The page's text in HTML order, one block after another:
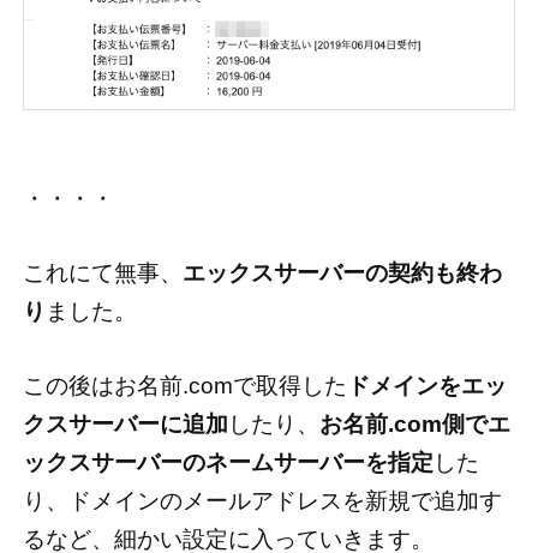
・・・・
これにて無事、 エックスサーバーの契約も終わ
り ました。
この後はお名前.comで取得した ドメインをエッ
クスサーバーに追加 したり、 お名前.com側でエ
ックスサーバーのネームサーバーを指定 した
り、ドメインのメールアドレスを新規で追加す
るなど、細かい設定に入っていきます。